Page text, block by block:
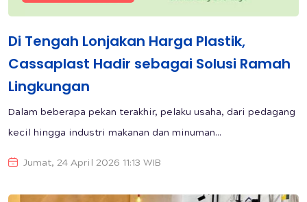
Di Tengah Lonjakan Harga Plastik,
Cassaplast Hadir sebagai Solusi Ramah
Lingkungan
Dalam beberapa pekan terakhir, pelaku usaha, dari pedagang
kecil hingga industri makanan dan minuman...
Jumat, 24 April 2026 11:13 WIB